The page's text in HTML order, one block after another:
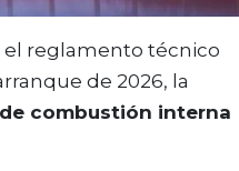
reglamento técnico
de 2026, la
combustión interna